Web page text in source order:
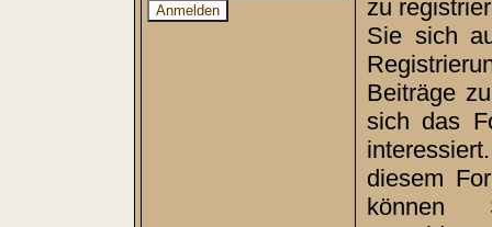
zu
Sie sich
Beiträge
sich das
diesem